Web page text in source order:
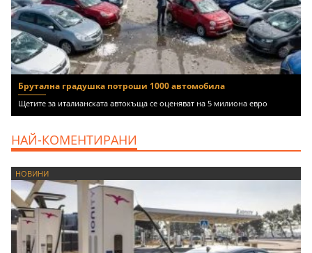
Брутална градушка потроши 1000 автомобила
Щетите за италианската автокъща се оценяват на 5 милиона евро
НАЙ-КОМЕНТИРАНИ
НОВИНИ